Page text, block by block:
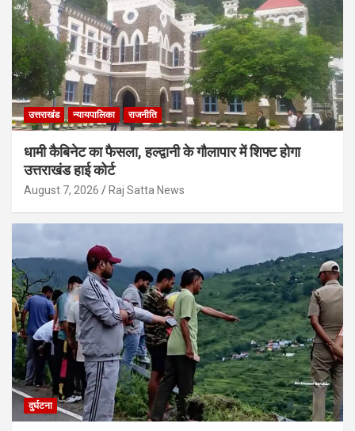
उत्तराखंड न्यायपालिका राजनीति
धामी कैबिनेट का फैसला, हल्द्वानी के गौलापार में शिफ्ट होगा
उत्तराखंड हाई कोर्ट
August 7, 2026 Raj Satta News
दुर्घटना